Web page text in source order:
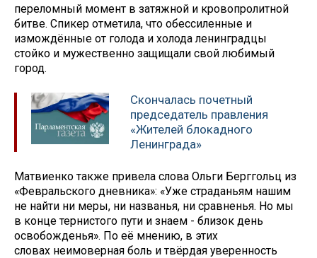
переломный момент в затяжной и кровопролитной
битве. Спикер отметила, что обессиленные и
измождённые от голода и холода ленинградцы
стойко и мужественно защищали свой любимый
город.
Скончалась почетный
председатель правления
«Жителей блокадного
Ленинграда»
Матвиенко также привела слова Ольги Берггольц из
«Февральского дневника»: «Уже страданьям нашим
не найти ни меры, ни названья, ни сравненья. Но мы
в конце тернистого пути и знаем - близок день
освобожденья». По её мнению, в этих
словах неимоверная боль и твёрдая уверенность